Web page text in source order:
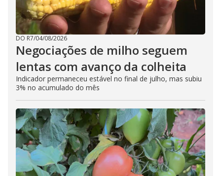
DO R7/04/08/2026
Negociações de milho seguem
lentas com avanço da colheita
Indicador permaneceu estável no final de julho, mas subiu
3% no acumulado do mês